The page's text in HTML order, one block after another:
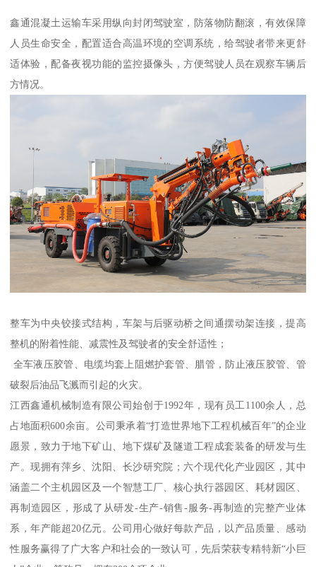
鑫通混凝土运输车采用纵向封闭驾驶室，防落物防翻滚，有效保障
人员生命安全，配置适合高温环境的空调系统，给驾驶者带来更舒
适体验，配备夜视功能的监控摄像头，方便驾驶人员在观察车辆后
方情况。
整车为中央铰接式结构，车架与后驱动桥之间通摆动架连接，提高
整机的附着性能、减震性及驾驶者的安全舒适性；
全车液压胶管、电缆均套上阻燃护套管、腊管，防止液压胶管、管
破裂后油品飞溅而引起的火灾。
江西鑫通机械制造有限公司始创于1992年，现有员工1100余人，总
占地面积600余亩。公司秉承着“打造世界地下工程机械百年”的企业
愿景，致力于地下矿山、地下煤矿及隧道工程成套装备的研发与生
产。现拥有萍乡、沈阳、长沙研究院；六个现代化产业园区，其中
涵盖二个主机园区及一个智慧工厂、核心执行器园区、耗材园区、
再制造园区，形成了从研发-生产-销售-服务-再制造的完整产业体
系，年产能超20亿元。公司用心做好每款产品，以产品质量、感动
性服务赢得了广大客户和社会的一致认可，先后荣获专精特新“小巨